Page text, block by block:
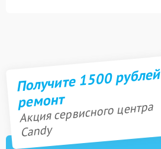
Получите 1500
ремонт
Акция сервисного центра
Candy